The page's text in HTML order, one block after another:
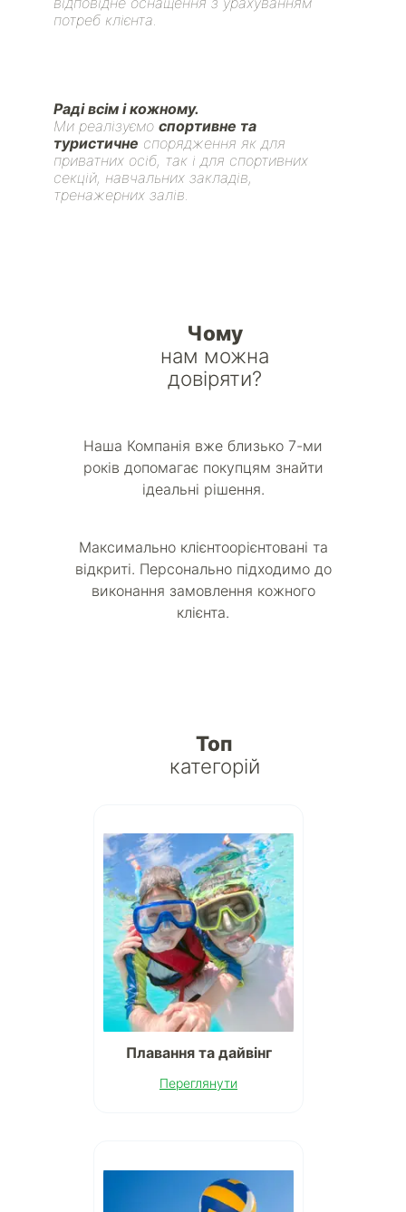
потреб клієнта.
Раді всім і кожному.
Ми реалізуємо спортивне та
туристичне спорядження як для
приватних осіб, так і для спортивних
секцій, навчальних закладів,
тренажерних залів.
Чому
нам можна
довіряти?
Наша Компанія вже близько 7-ми
років допомагає покупцям знайти
ідеальні рішення.
Максимально клієнтоорієнтовані та
відкриті. Персонально підходимо до
виконання замовлення кожного
клієнта.
Топ
категорій
Плавання та дайвінг
Переглянути